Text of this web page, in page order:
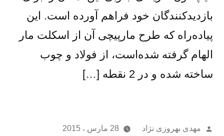
بازدیدکنندگان خود فراهم آورده است. این
پیاده‌راه که طرح مارپیچی آن از اسکلت مار
الهام گرفته شده‌است، از فولاد و چوب
ساخته شده و در 2 نقطه […]
از
مهدی بهروزی نژاد 28 مارس ، 2015